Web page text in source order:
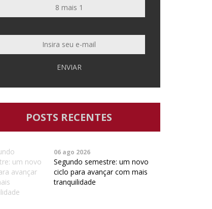
ENVIAR
POSTS RECENTES
06 ago 2026
Segundo semestre: um novo
ciclo para avançar com mais
tranquilidade